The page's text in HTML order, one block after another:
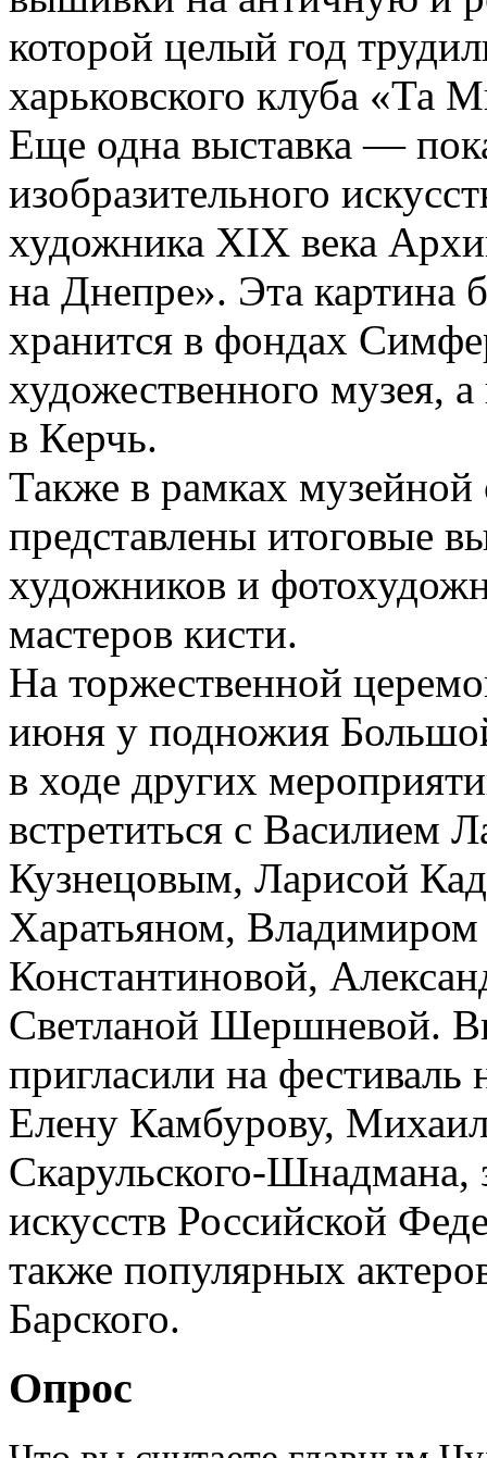
которой целый год
харьковского клуба «Та
Еще одна выставка —
изобразительного
художника XIX века
на Днепре». Эта картина
хранится в фондах
художественного музея,
в Керчь.
Также в рамках музейной
представлены итоговые
художников и
мастеров кисти.
На торжественной
июня у подножия
в ходе других
встретиться с Василием
Кузнецовым, Ларисой
Харатьяном,
Константиновой,
Светланой Шершневой.
пригласили на
Елену Камбурову,
Скарульского-Шнадмана,
искусств Российской
также популярных
Барского.
Опрос